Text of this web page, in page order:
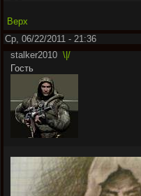
Верх
Ср, 06/22/2011 - 21:36
stalker2010 \|/
Гость